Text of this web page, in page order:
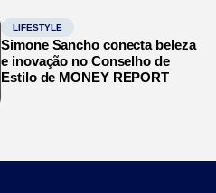
LIFESTYLE
Simone Sancho conecta beleza
e inovação no Conselho de
Estilo de MONEY REPORT